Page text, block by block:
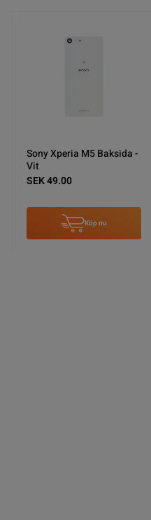
Sony Xperia M5 Baksida -
Vit
SEK 49.00
Köp nu